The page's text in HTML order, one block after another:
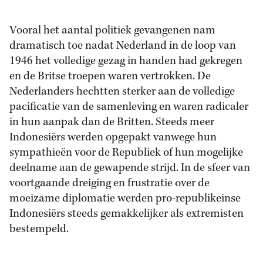
Vooral het aantal politiek gevangenen nam
dramatisch toe nadat Nederland in de loop van
1946 het volledige gezag in handen had gekregen
en de Britse troepen waren vertrokken. De
Nederlanders hechtten sterker aan de volledige
pacificatie van de samenleving en waren radicaler
in hun aanpak dan de Britten. Steeds meer
Indonesiërs werden opgepakt vanwege hun
sympathieën voor de Republiek of hun mogelijke
deelname aan de gewapende strijd. In de sfeer van
voortgaande dreiging en frustratie over de
moeizame diplomatie werden pro-republikeinse
Indonesiërs steeds gemakkelijker als extremisten
bestempeld.